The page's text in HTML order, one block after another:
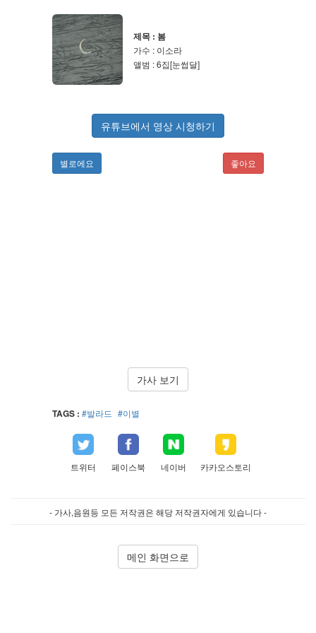
제목 : 봄
가수 : 이소라
앨범 : 6집[눈썹달]
유튜브에서 영상 시청하기
별로에요 좋아요
가사 보기
TAGS : #발라드 #이별
트위터 페이스북 네이버 카카오스토리
- 가사,음원등 모든 저작권은 해당 저작권자에게 있습니다 -
메인 화면으로